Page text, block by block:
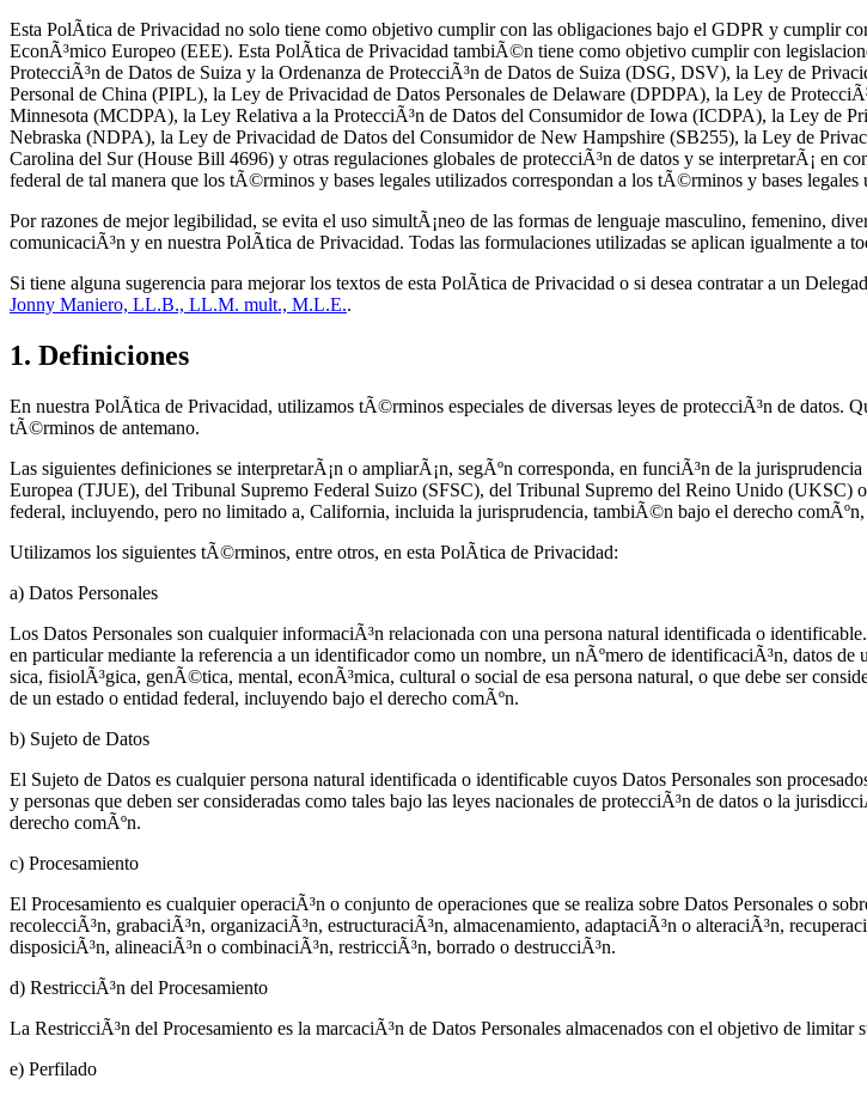
Esta PolÃ­tica de Privacidad no solo tiene como objetivo cumplir con las obligaciones bajo el GDPR y cumplir
EconÃ³mico Europeo (EEE). Esta PolÃ­tica de Privacidad tambiÃ©n tiene como objetivo cumplir con
ProtecciÃ³n de Datos de Suiza y la Ordenanza de ProtecciÃ³n de Datos de Suiza (DSG, DSV), la Ley de
Personal de China (PIPL), la Ley de Privacidad de Datos Personales de Delaware (DPDPA), la Ley de
Minnesota (MCDPA), la Ley Relativa a la ProtecciÃ³n de Datos del Consumidor de Iowa (ICDPA), la Ley de
Nebraska (NDPA), la Ley de Privacidad de Datos del Consumidor de New Hampshire (SB255), la Ley de
Carolina del Sur (House Bill 4696) y otras regulaciones globales de protecciÃ³n de datos y se interpretarÃ¡ en
federal de tal manera que los tÃ©rminos y bases legales utilizados correspondan a los tÃ©rminos y bases
Por razones de mejor legibilidad, se evita el uso simultÃ¡neo de las formas de lenguaje masculino, femenino,
comunicaciÃ³n y en nuestra PolÃ­tica de Privacidad. Todas las formulaciones utilizadas se aplican igualmente a
Si tiene alguna sugerencia para mejorar los textos de esta PolÃ­tica de Privacidad o si desea contratar a un
Jonny Maniero, LL.B., LL.M. mult., M.L.E..
1. Definiciones
En nuestra PolÃ­tica de Privacidad, utilizamos tÃ©rminos especiales de diversas leyes de protecciÃ³n de datos.
tÃ©rminos de antemano.
Las siguientes definiciones se interpretarÃ¡n o ampliarÃ¡n, segÃºn corresponda, en funciÃ³n de la
Europea (TJUE), del Tribunal Supremo Federal Suizo (SFSC), del Tribunal Supremo del Reino Unido (UKSC)
federal, incluyendo, pero no limitado a, California, incluida la jurisprudencia, tambiÃ©n bajo el derecho comÃºn,
Utilizamos los siguientes tÃ©rminos, entre otros, en esta PolÃ­tica de Privacidad:
a) Datos Personales
Los Datos Personales son cualquier informaciÃ³n relacionada con una persona natural identificada o
en particular mediante la referencia a un identificador como un nombre, un nÃºmero de identificaciÃ³n, datos
sica, fisiolÃ³gica, genÃ©tica, mental, econÃ³mica, cultural o social de esa persona natural, o que debe ser
de un estado o entidad federal, incluyendo bajo el derecho comÃºn.
b) Sujeto de Datos
El Sujeto de Datos es cualquier persona natural identificada o identificable cuyos Datos Personales son
y personas que deben ser consideradas como tales bajo las leyes nacionales de protecciÃ³n de datos o la
derecho comÃºn.
c) Procesamiento
El Procesamiento es cualquier operaciÃ³n o conjunto de operaciones que se realiza sobre Datos Personales o
recolecciÃ³n, grabaciÃ³n, organizaciÃ³n, estructuraciÃ³n, almacenamiento, adaptaciÃ³n o alteraciÃ³n,
disposiciÃ³n, alineaciÃ³n o combinaciÃ³n, restricciÃ³n, borrado o destrucciÃ³n.
d) RestricciÃ³n del Procesamiento
La RestricciÃ³n del Procesamiento es la marcaciÃ³n de Datos Personales almacenados con el objetivo de limitar
e) Perfilado